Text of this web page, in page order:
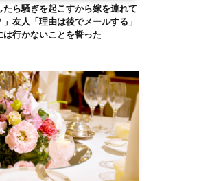
ら騒ぎを起こすから嫁を連れて
友人「理由は後でメールする」
行かないことを誓った